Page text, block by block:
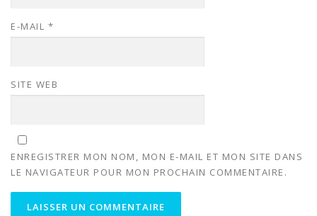
E-MAIL *
SITE WEB
ENREGISTRER MON NOM, MON E-MAIL ET MON SITE DANS
LE NAVIGATEUR POUR MON PROCHAIN COMMENTAIRE.